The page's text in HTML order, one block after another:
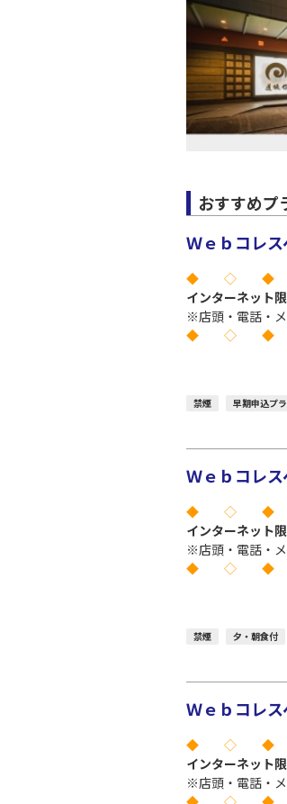
おすすめプ
Ｗｅｂコレ
◆ ◇
インターネット
※店頭・電話・
◆ ◇
禁煙 早期申込プ
Ｗｅｂコレ
◆ ◇
インターネット
※店頭・電話・
◆ ◇
禁煙 夕・朝食付
Ｗｅｂコレ
◆ ◇
インターネット
※店頭・電話・